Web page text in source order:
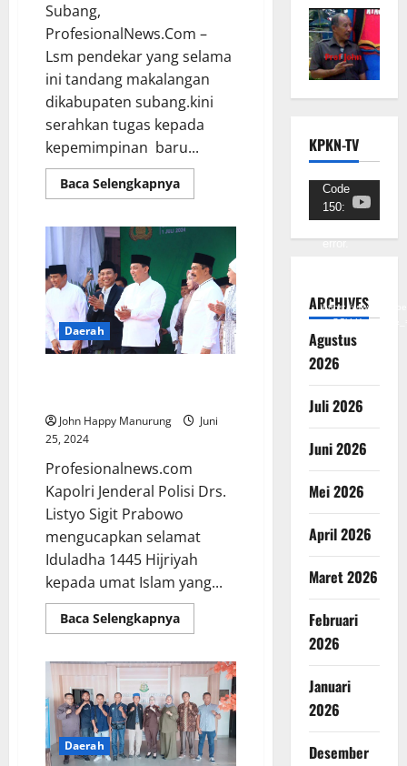
Subang,
ProfesionalNews.Com –
Lsm pendekar yang selama
ini tandang makalangan
dikabupaten subang.kini
serahkan tugas kepada
kepemimpinan baru...
Baca Selengkapnya
Daerah
John Happy Manurung
Juni
25, 2024
Profesionalnews.com
Kapolri Jenderal Polisi Drs.
Listyo Sigit Prabowo
mengucapkan selamat
Iduladha 1445 Hijriyah
kepada umat Islam yang...
Baca Selengkapnya
Daerah
KPKN-TV
Pemutar
Video
Code
150:
error.
https://
ARCHIVES
Agustus
2026
Juli 2026
Juni 2026
Mei 2026
April 2026
Maret 2026
Februari
2026
Januari
2026
Desember